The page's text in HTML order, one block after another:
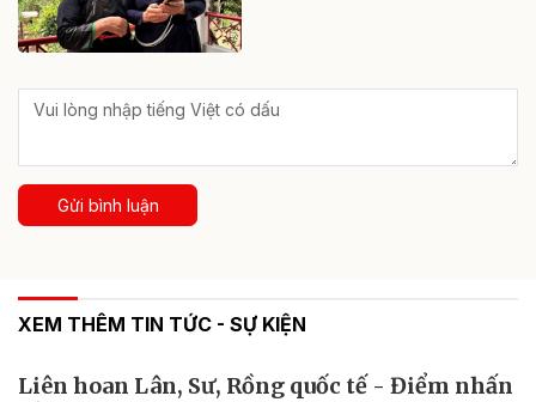
Gửi bình luận
XEM THÊM TIN TỨC - SỰ KIỆN
Liên hoan Lân, Sư, Rồng quốc tế - Điểm nhấn